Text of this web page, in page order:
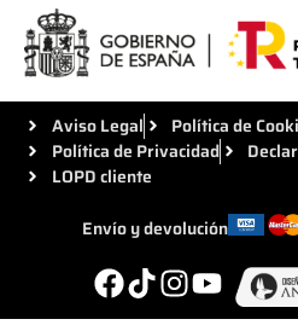
Aviso Legal
Política de
Política de Privacidad
LOPD cliente
Envío y devolución